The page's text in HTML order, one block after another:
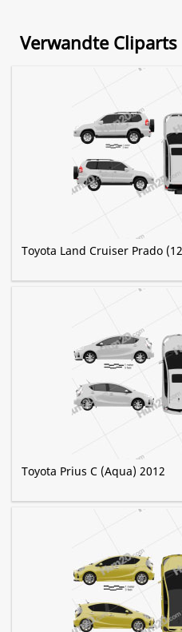
Verwandte Cliparts
Toyota Land Cruiser Prado
Toyota Prius C (Aqua) 2012